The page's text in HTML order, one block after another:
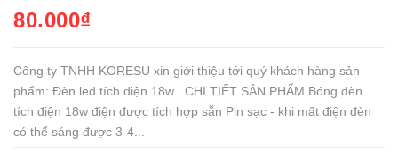
80.000₫
Công ty TNHH KORESU xin giới thiệu tới quý khách hàng sản
phẩm: Đèn led tích điện 18w . CHI TIẾT SẢN PHẨM Bóng đèn
tích điện 18w điện được tích hợp sẵn Pin sạc - khi mất điện đèn
có thể sáng được 3-4...